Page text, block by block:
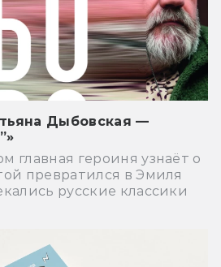
Дыбовская —
главная героиня узнаёт о
превратился в Эмиля
русские классики